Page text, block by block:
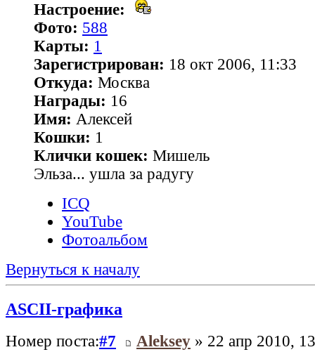
Настроение:
Фото: 588
Карты: 1
Зарегистрирован: 18 окт 2006, 11:33
Откуда: Москва
Награды: 16
Имя: Алексей
Кошки: 1
Клички кошек: Мишель
Эльза... ушла за радугу
ICQ
YouTube
Фотоальбом
Вернуться к началу
ASCII-графика
Номер поста:#7 Aleksey » 22 апр 2010,